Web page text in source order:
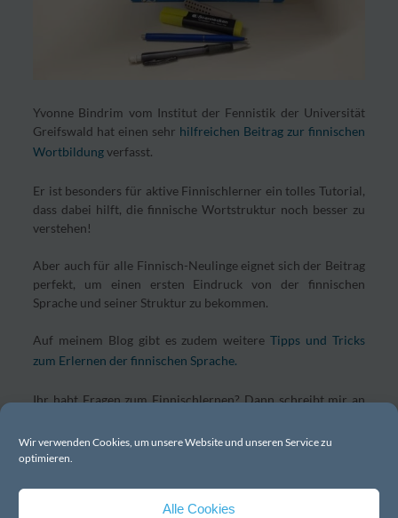
Wir verwenden Cookies, um unsere Website und unseren Service zu
optimieren.
Alle Cookies
Yvonne Bindrim vom Institut der Fennistik der Universität
Greifswald hat einen sehr hilfreichen Beitrag zur finnischen
Wortbildungverfasst.
Er ist besonders für aktive Finnischlerner ein tolles Tutorial,
dass dabei hilft, die finnische Wortstruktur noch besser zu
verstehen!
Aber auch für alle Finnisch-Neulinge eignet sich der Beitrag
perfekt, um einen ersten Eindruck von der finnischen
Sprache und seiner Struktur zu bekommen.
Auf meinem Blog gibt es zudem weitere Tipps und Tricks
zum Erlernen der finnischen Sprache.
Ihr habt Fragen zum Finnischlernen? Dann schreibt mir an